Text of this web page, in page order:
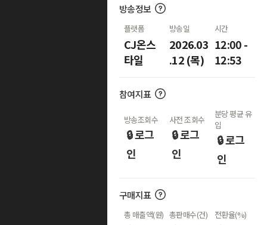
방송정보
플랫폼
CJ온스
타일
방송일
2026.03
.12 (목)
시간
12:00 -
12:53
참여지표
방송조회수
🔒 로그
인
사전 조회수
🔒 로그
인
분당 평균 유
입
🔒 로그
인
구매지표
총 매출액(원) 총판매수(건) 전환율(%)